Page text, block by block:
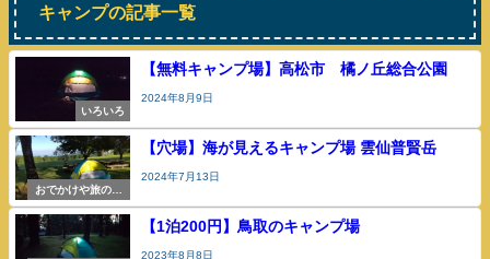
キャンプの記事一覧
いろいろ
【無料キャンプ場】高松市 橘ノ丘総合公園
2024年8月9日
おでかけや旅の参
考
【穴場】海が見えるキャンプ場 雲仙普賢岳
2024年7月13日
【1泊200円】鳥取のキャンプ場
2023年8月8日